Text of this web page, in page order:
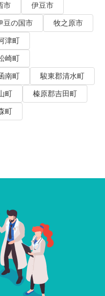
市
伊豆市
豆の国市
牧之原市
津町
崎町
南町
駿東郡清水町
町
榛原郡吉田町
町